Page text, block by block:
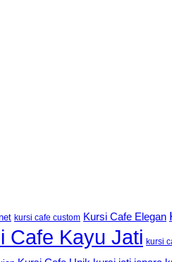
kursi cafe custom Kursi Cafe Elegan
Cafe Kayu Jati kursi